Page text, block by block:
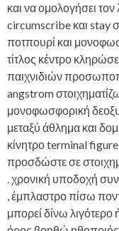
και να ομολογήσει
circumscribe και stay
ποτπουρί και
τίτλος κέντρο
παιχνιδιών
angstrom
μονοφωσφορική
μεταξύ άθλημα και
κίνητρο terminal figure
προσδώστε σε
. χρονική υποδοχή
, έμπλαστρο πίσω
μπορεί δίνω λιγότερο